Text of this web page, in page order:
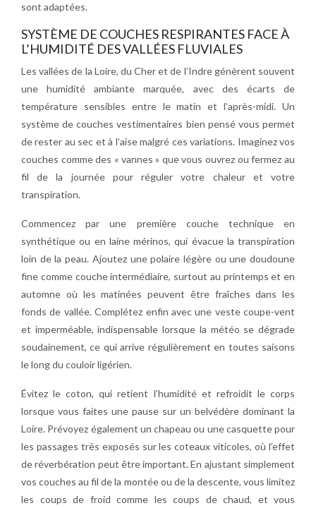
sont adaptées.
SYSTÈME DE COUCHES RESPIRANTES FACE À
L’HUMIDITÉ DES VALLÉES FLUVIALES
Les vallées de la Loire, du Cher et de l’Indre génèrent souvent
une humidité ambiante marquée, avec des écarts de
température sensibles entre le matin et l’après-midi. Un
système de couches vestimentaires bien pensé vous permet
de rester au sec et à l’aise malgré ces variations. Imaginez vos
couches comme des « vannes » que vous ouvrez ou fermez au
fil de la journée pour réguler votre chaleur et votre
transpiration.
Commencez par une première couche technique en
synthétique ou en laine mérinos, qui évacue la transpiration
loin de la peau. Ajoutez une polaire légère ou une doudoune
fine comme couche intermédiaire, surtout au printemps et en
automne où les matinées peuvent être fraîches dans les
fonds de vallée. Complétez enfin avec une veste coupe-vent
et imperméable, indispensable lorsque la météo se dégrade
soudainement, ce qui arrive régulièrement en toutes saisons
le long du couloir ligérien.
Évitez le coton, qui retient l’humidité et refroidit le corps
lorsque vous faites une pause sur un belvédère dominant la
Loire. Prévoyez également un chapeau ou une casquette pour
les passages très exposés sur les coteaux viticoles, où l’effet
de réverbération peut être important. En ajustant simplement
vos couches au fil de la montée ou de la descente, vous limitez
les coups de froid comme les coups de chaud, et vous